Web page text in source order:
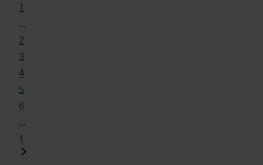
1
...
2
3
4
5
6
...
1